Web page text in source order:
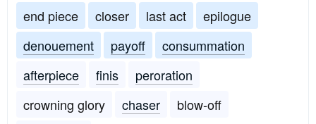
end piece
closer last act
epilogue
denouement
payoff
consummation
afterpiece
finis
peroration
crowning glory
chaser
blow-off